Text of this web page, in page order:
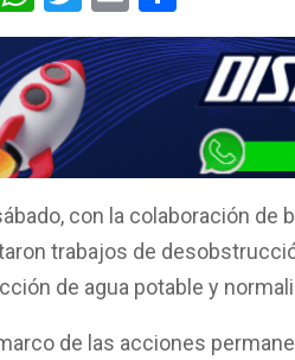
h
at
s
A
p
p
wi
tt
er
m
ail
o
m
ar
tir
con la colaboración de
trabajos de
de agua potable y
de las acciones